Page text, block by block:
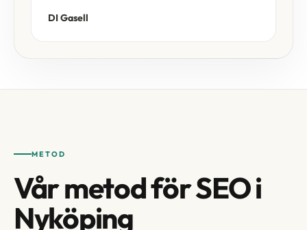
DI Gasell
METOD
Vår metod för SEO i
Nyköping